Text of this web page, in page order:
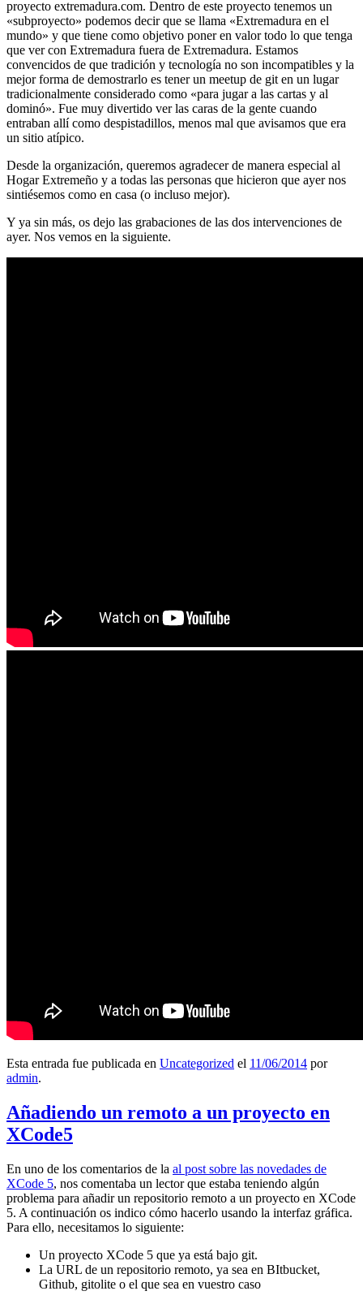
proyecto extremadura.com. Dentro de este proyecto tenemos un
«subproyecto» podemos decir que se llama «Extremadura en el
mundo» y que tiene como objetivo poner en valor todo lo que tenga
que ver con Extremadura fuera de Extremadura. Estamos
convencidos de que tradición y tecnología no son incompatibles y la
mejor forma de demostrarlo es tener un meetup de git en un lugar
tradicionalmente considerado como «para jugar a las cartas y al
dominó». Fue muy divertido ver las caras de la gente cuando
entraban allí como despistadillos, menos mal que avisamos que era
un sitio atípico.
Desde la organización, queremos agradecer de manera especial al
Hogar Extremeño y a todas las personas que hicieron que ayer nos
sintiésemos como en casa (o incluso mejor).
Y ya sin más, os dejo las grabaciones de las dos intervenciones de
ayer. Nos vemos en la siguiente.
Esta entrada fue publicada en Uncategorized el 11/06/2014 por
admin.
Añadiendo un remoto a un proyecto en
XCode5
En uno de los comentarios de la al post sobre las novedades de
XCode 5, nos comentaba un lector que estaba teniendo algún
problema para añadir un repositorio remoto a un proyecto en XCode
5. A continuación os indico cómo hacerlo usando la interfaz gráfica.
Para ello, necesitamos lo siguiente:
Un proyecto XCode 5 que ya está bajo git.
La URL de un repositorio remoto, ya sea en BItbucket,
Github, gitolite o el que sea en vuestro caso